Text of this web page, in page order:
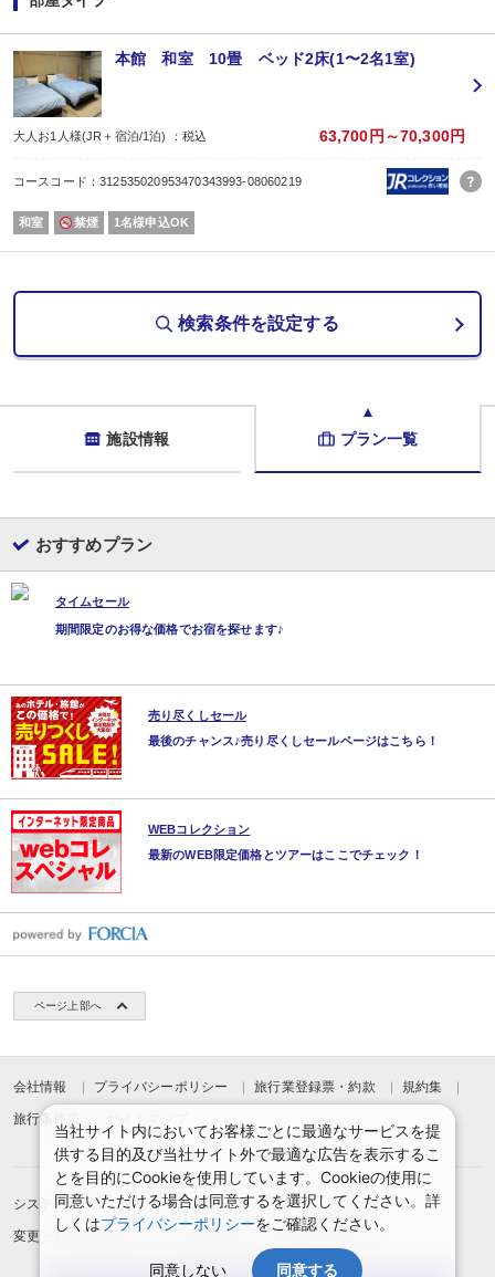
下りゴンドラ常時運行
天空の楽園星空ナイトツアー ゴンドラチケットがついた大変お得なプランで
またそこまでの送迎バスもついていますので お酒を飲まれていても安心です
（チケットは完全予約制となっていますが お客様自身での購入は不要です）
送迎バスはホテル18：30出発 帰りはバス駐車場21：00集合です
お食事はバイキングで17：15〜開始となりますす。お食事をおすませの上ナイ
標高1400ｍの場所ですので気温も20°c-を下回ります 春秋は防寒着が必要です
特に冬季は相当冷え-10℃を下回りますのでダウンジャケット等の暖かい服装と
天候不順で不参加でもチケット代 バス代の現金返金はありませんが 一部を
本館 和室 10畳 ベッド2床(1〜2名1室)
大人お1人様(JR＋宿泊/1泊) ：税込 63,700円～70,300円
コースコード：312535020953470343993-08060219
和室 禁煙 1名様申込OK
検索条件を設定する
施設情報 プラン一覧
おすすめプラン
タイムセール
期間限定のお得な価格でお宿を探せます♪
売り尽くしセール
最後のチャンス♪売り尽くしセールページはこちら！
WEBコレクション
最新のWEB限定価格とツアーはここでチェック！
ページ上部へ
会社情報 プライバシーポリシー 旅行業登録票・約款 規約集
旅行条件書
システムメンテナンスのお知らせ お申込みまでの手順
変更・取消のご案内 よくある質問 予約確認・変更
当社サイト内においてお客様ごとに最適なサービスを提
供する目的及び当社サイト外で最適な広告を表示するこ
とを目的にCookieを使用しています。Cookieの使用に
同意いただける場合は同意するを選択してください。詳
しくはプライバシーポリシーをご確認ください。
同意しない 同意する